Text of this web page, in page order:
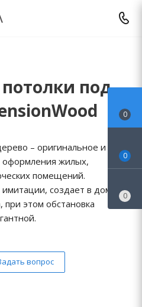
под
– оригинальное и
жилых,
помещений.
создает в доме
этом обстановка
вопрос
0
0
0